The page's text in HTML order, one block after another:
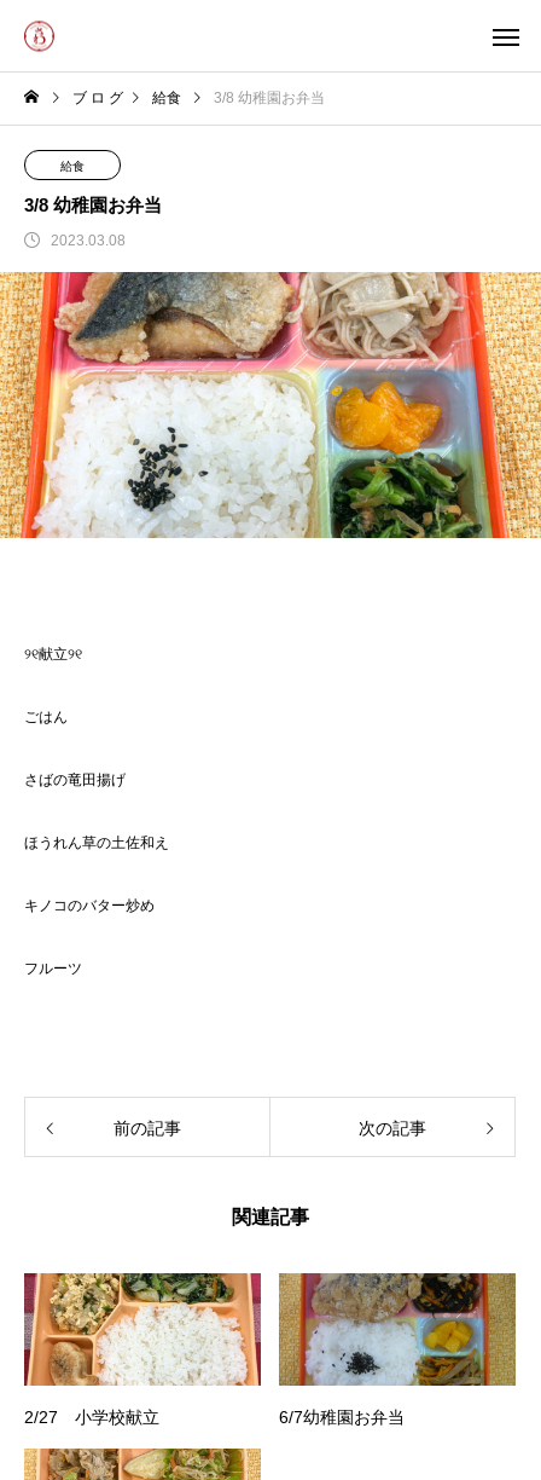
ブ ロ グ 給食 3/8 幼稚園お弁当
給食
3/8 幼稚園お弁当
2023.03.08
୨୧献立୨୧
ごはん
さばの竜田揚げ
ほうれん草の土佐和え
キノコのバター炒め
フルーツ
前の記事 次の記事
関連記事
2/27 小学校献立 6/7幼稚園お弁当